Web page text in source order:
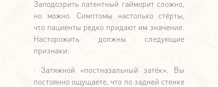
Заподозрить латентный гайморит сложно,
но можно. Симптомы настолько стёрты,
что пациенты редко придают им значение.
Насторожить должны следующие
признаки:
· Затяжной «постназальный затёк». Вы
постоянно ощущаете, что по задней стенке